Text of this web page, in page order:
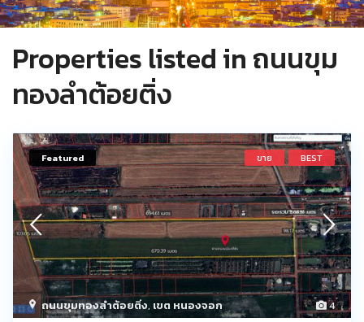
Properties listed in ถนนขุม
ทองลำต้อยติ่ง
4
ถนนขุมทองลำต้อยติ่ง, เขต หนองจอก
Featured ขาย BEST